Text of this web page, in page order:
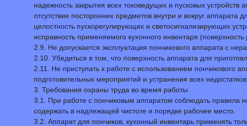
надежность закрытия всех токоведущих и пусковых устройств
отсутствие посторонних предметов внутри и вокруг аппарата
целостность пускорегулирующих и светосигнализирующих
исправность применяемого кухонного инвентаря
2.9. Не допускается эксплуатация пончикового аппарата с
2.10. Убедиться в том, что поверхность аппарата для
2.11. Не приступать к работе с использованием пончикового
подготовительных мероприятий и устранения всех
3. Требования охраны труда во время работы
3.1. При работе с пончиковым аппаратом соблюдать правила
содержать в надлежащей чистоте и порядке рабочее место.
3.2. Аппарат для пончиков, кухонный инвентарь применять